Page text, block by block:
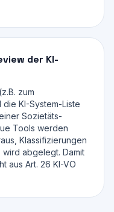
der KI-
zum
KI-System-Liste
Sozietäts-
Tools werden
Klassifizierungen
abgelegt. Damit
aus Art. 26 KI-VO